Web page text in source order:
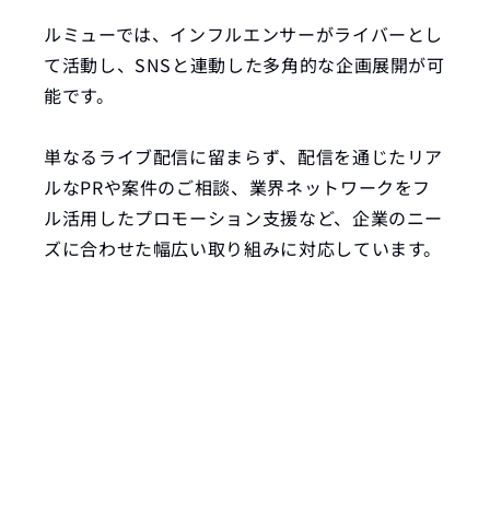
ルミューでは、インフルエンサーがライバーとし
て活動し、SNSと連動した多角的な企画展開が可
能です。
単なるライブ配信に留まらず、配信を通じたリア
ルなPRや案件のご相談、業界ネットワークをフ
ル活用したプロモーション支援など、企業のニー
ズに合わせた幅広い取り組みに対応しています。